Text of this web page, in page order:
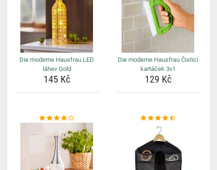
Die moderne Hausfrau LED
láhev Gold
145 Kč
Die moderne Hausfrau Čisticí
kartáček 3v1
129 Kč